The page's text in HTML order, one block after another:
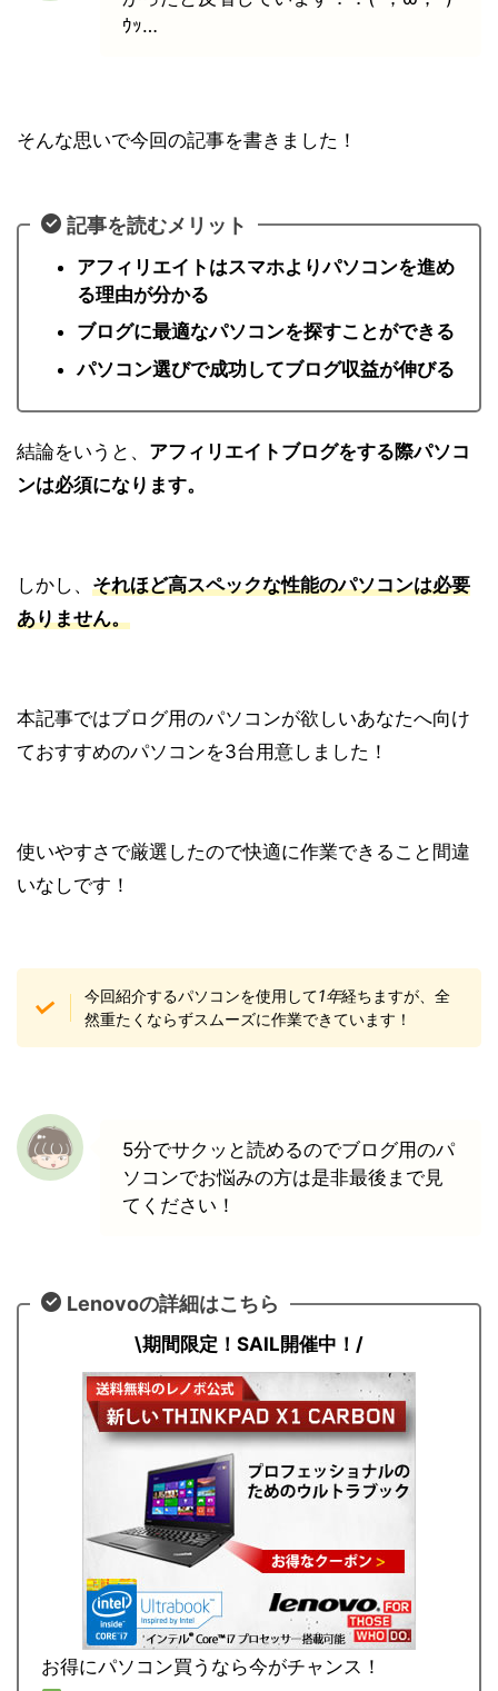
ｳｯ…
そんな思いで今回の記事を書きました！
記事を読むメリット
アフィリエイトはスマホよりパソコンを進め
る理由が分かる
ブログに最適なパソコンを探すことができる
パソコン選びで成功してブログ収益が伸びる
結論をいうと、 アフィリエイトブログをする際パソコ
ンは必須になります。
しかし、 それほど高スペックな性能のパソコンは必要
ありません。
本記事ではブログ用のパソコンが欲しいあなたへ向け
ておすすめのパソコンを3台用意しました！
使いやすさで厳選したので快適に作業できること間違
いなしです！
今回紹介するパソコンを使用して1年経ちますが、全
然重たくならずスムーズに作業できています！
5分でサクッと読めるのでブログ用のパ
ソコンでお悩みの方は是非最後まで見
てください！
Lenovoの詳細はこちら
\期間限定！SAIL開催中！/
お得にパソコン買うなら今がチャンス！